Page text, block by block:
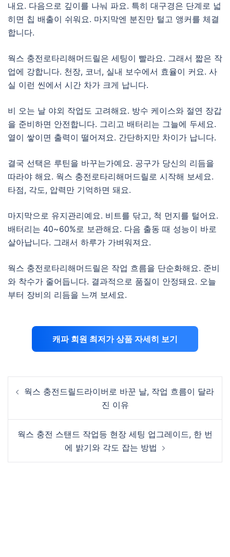
내요. 다음으로 깊이를 나눠 파요. 특히 대구경은 단계로 넓
히면 칩 배출이 쉬워요. 마지막엔 분진만 털고 앵커를 체결
합니다.
웍스 충전로타리해머드릴은 세팅이 빨라요. 그래서 짧은 작
업에 강합니다. 천장, 코너, 실내 보수에서 효율이 커요. 사
실 이런 씬에서 시간 차가 크게 납니다.
비 오는 날 야외 작업도 고려해요. 방수 케이스와 절연 장갑
을 준비하면 안전합니다. 그리고 배터리는 그늘에 두세요.
열이 쌓이면 출력이 떨어져요. 간단하지만 차이가 납니다.
결국 선택은 루틴을 바꾸는가예요. 공구가 당신의 리듬을
따라야 해요. 웍스 충전로타리해머드릴로 시작해 보세요.
타점, 각도, 압력만 기억하면 돼요.
마지막으로 유지관리예요. 비트를 닦고, 척 먼지를 털어요.
배터리는 40~60%로 보관해요. 다음 출동 때 성능이 바로
살아납니다. 그래서 하루가 가벼워져요.
웍스 충전로타리해머드릴은 작업 흐름을 단순화해요. 준비
와 착수가 줄어듭니다. 결과적으로 품질이 안정돼요. 오늘
부터 장비의 리듬을 느껴 보세요.
캐파 회원 최저가 상품 자세히 보기
navigation
웍스 충전드릴드라이버로 바꾼 날, 작업 흐름이 달라
진 이유
웍스 충전 스탠드 작업등 현장 세팅 업그레이드, 한 번
에 밝기와 각도 잡는 방법